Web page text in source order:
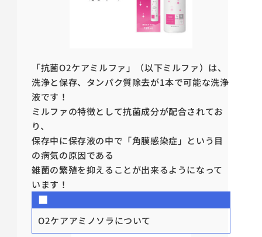
「抗菌O2ケアミルファ」（以下ミルファ）は、
洗浄と保存、タンパク質除去が1本で可能な洗浄
液です！
ミルファの特徴として抗菌成分が配合されてお
り、
保存中に保存液の中で「角膜感染症」という目
の病気の原因である
雑菌の繁殖を抑えることが出来るようになって
います！
■
O2ケアアミノソラについて